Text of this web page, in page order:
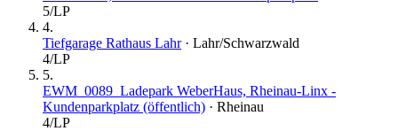
5/LP
4.
Tiefgarage Rathaus Lahr· Lahr/Schwarzwald
4/LP
5.
EWM_0089_Ladepark WeberHaus, Rheinau-Linx -
Kundenparkplatz (öffentlich) · Rheinau
4/LP